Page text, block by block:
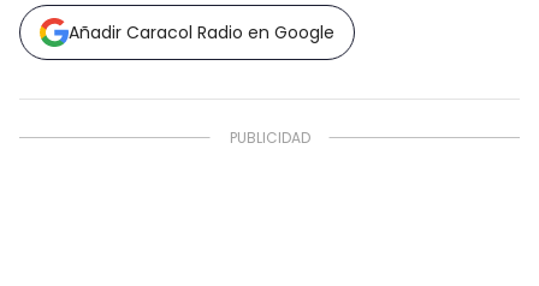
Añadir Caracol Radio en Google